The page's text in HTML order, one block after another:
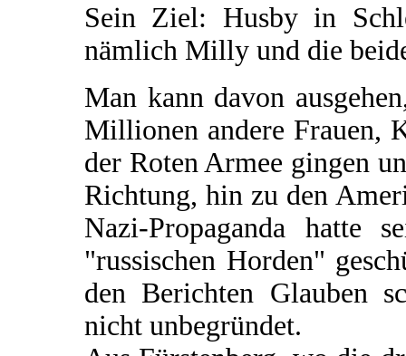
Sein Ziel: Husby in
nämlich Milly und die
Man kann davon
Millionen andere Frauen,
der Roten Armee gingen
Richtung, hin zu den
Nazi-Propaganda hatte
"russischen Horden"
den Berichten Glauben
nicht unbegründet.